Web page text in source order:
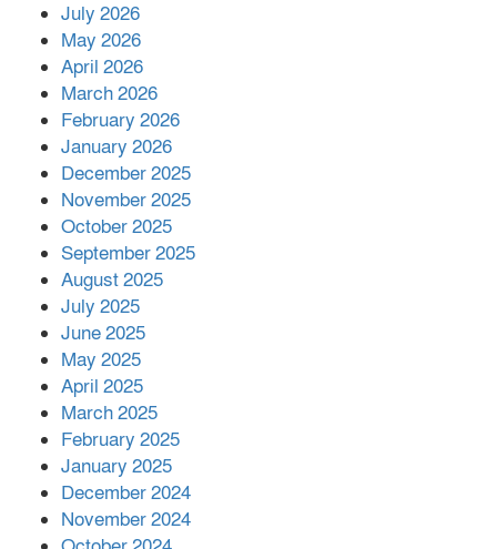
পর ফোন তারেক রহমানের,গ্যাস সঙ্কট
July 2026
May 2026
April 2026
March 2026
February 2026
January 2026
December 2025
November 2025
October 2025
September 2025
August 2025
July 2025
June 2025
May 2025
April 2025
March 2025
February 2025
January 2025
December 2024
November 2024